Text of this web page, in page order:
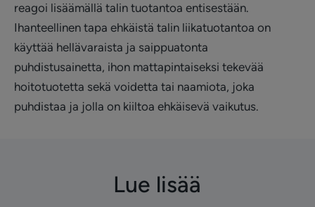
reagoi lisäämällä talin tuotantoa entisestään.
Ihanteellinen tapa ehkäistä talin liikatuotantoa on
käyttää hellävaraista ja saippuatonta
puhdistusainetta, ihon mattapintaiseksi tekevää
hoitotuotetta sekä voidetta tai naamiota, joka
puhdistaa ja jolla on kiiltoa ehkäisevä vaikutus.
Lue lisää